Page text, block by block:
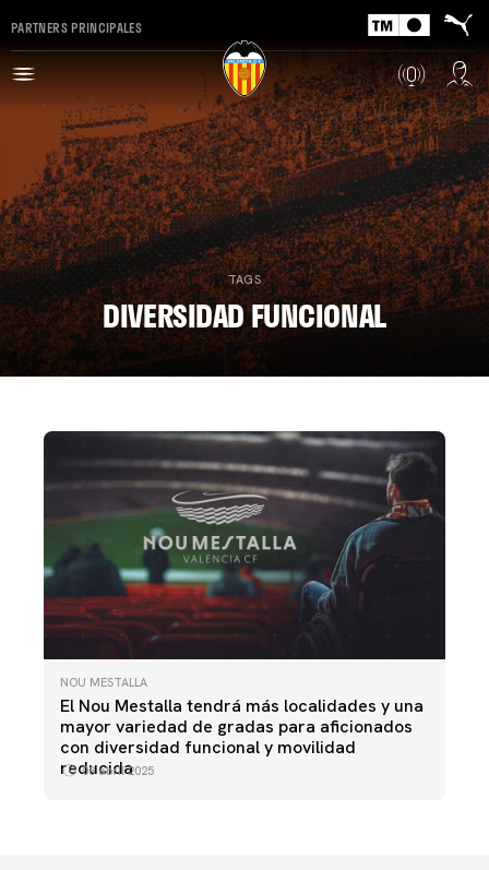
PARTNERS PRINCIPALES
TAGS
DIVERSIDAD FUNCIONAL
NOU MESTALLA
El Nou Mestalla tendrá más localidades y una
mayor variedad de gradas para aficionados
con diversidad funcional y movilidad
reducida
08 abril 2025